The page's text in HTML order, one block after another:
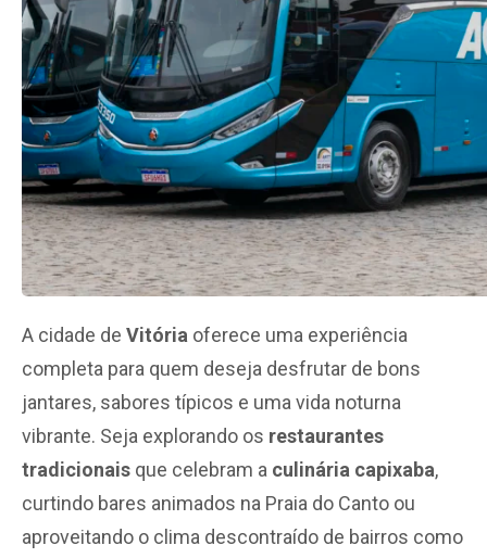
A cidade de Vitória oferece uma experiência
completa para quem deseja desfrutar de bons
jantares, sabores típicos e uma vida noturna
vibrante. Seja explorando os restaurantes
tradicionais que celebram a culinária capixaba,
curtindo bares animados na Praia do Canto ou
aproveitando o clima descontraído de bairros como